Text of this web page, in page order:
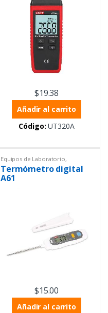
$19.38
Añadir al carrito
Código: UT320A
Equipos de Laboratorio,
Temperatura Termómetros
Tipo pluma
Termómetro digital
A61
$15.00
Añadir al carrito